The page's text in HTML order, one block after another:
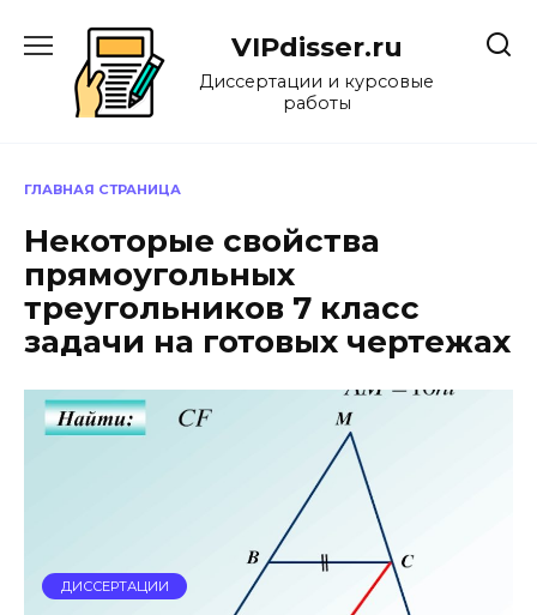
содержанию
VIPdisser.ru
Диссертации и курсовые
работы
ГЛАВНАЯ СТРАНИЦА
Некоторые свойства
прямоугольных
треугольников 7 класс
задачи на готовых чертежах
ДИССЕРТАЦИИ